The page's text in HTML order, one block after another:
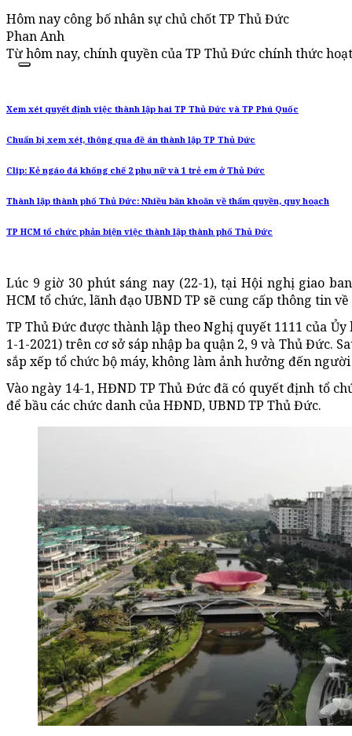
Hôm nay công bố nhân sự chủ chốt TP Thủ Đức
Phan Anh
Từ hôm nay, chính quyền của TP Thủ Đức chính thức
Xem xét quyết định việc thành lập hai TP Thủ Đức và TP Phú Quốc
Chuẩn bị xem xét, thông qua đề án thành lập TP Thủ Đức
Clip: Kẻ ngáo đá khống chế 2 phụ nữ và 1 trẻ em ở Thủ Đức
Thành lập thành phố Thủ Đức: Nhiều băn khoăn về thẩm quyền, quy hoạch
TP HCM tổ chức phản biện việc thành lập thành phố Thủ Đức
Lúc 9 giờ 30 phút sáng nay (22-1), tại Hội nghị giao
HCM tổ chức, lãnh đạo UBND TP sẽ cung cấp thông tin
TP Thủ Đức được thành lập theo Nghị quyết 1111 của
1-1-2021) trên cơ sở sáp nhập ba quận 2, 9 và Thủ Đức.
sắp xếp tổ chức bộ máy, không làm ảnh hưởng đến
Vào ngày 14-1, HĐND TP Thủ Đức đã có quyết định tổ
để bầu các chức danh của HĐND, UBND TP Thủ Đức.